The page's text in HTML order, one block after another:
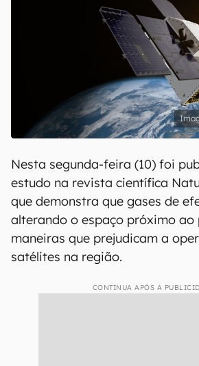
Nesta segunda-feira (10) foi
estudo na revista científica
que demonstra que gases de
alterando o espaço próximo ao
maneiras que prejudicam a
satélites na região.
CONTINUA APÓS A